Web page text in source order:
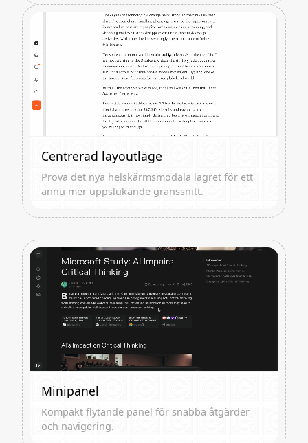
Centrerad layoutläge
Prova det nya helskärmsmodala lagret för ett
ännu mer uppslukande gränssnitt.
Minipanel
Kompakt flytande panel för snabba åtgärder
och navigering.